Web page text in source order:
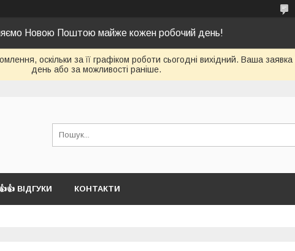
Новою Поштою майже кожен робочий день!
оскільки за її графіком роботи сьогодні вихідний. Ваша
день або за можливості раніше.
ВІДГУКИ КОНТАКТИ